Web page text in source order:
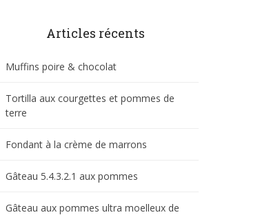
Articles récents
Muffins poire & chocolat
Tortilla aux courgettes et pommes de
terre
Fondant à la crème de marrons
Gâteau 5.4.3.2.1 aux pommes
Gâteau aux pommes ultra moelleux de